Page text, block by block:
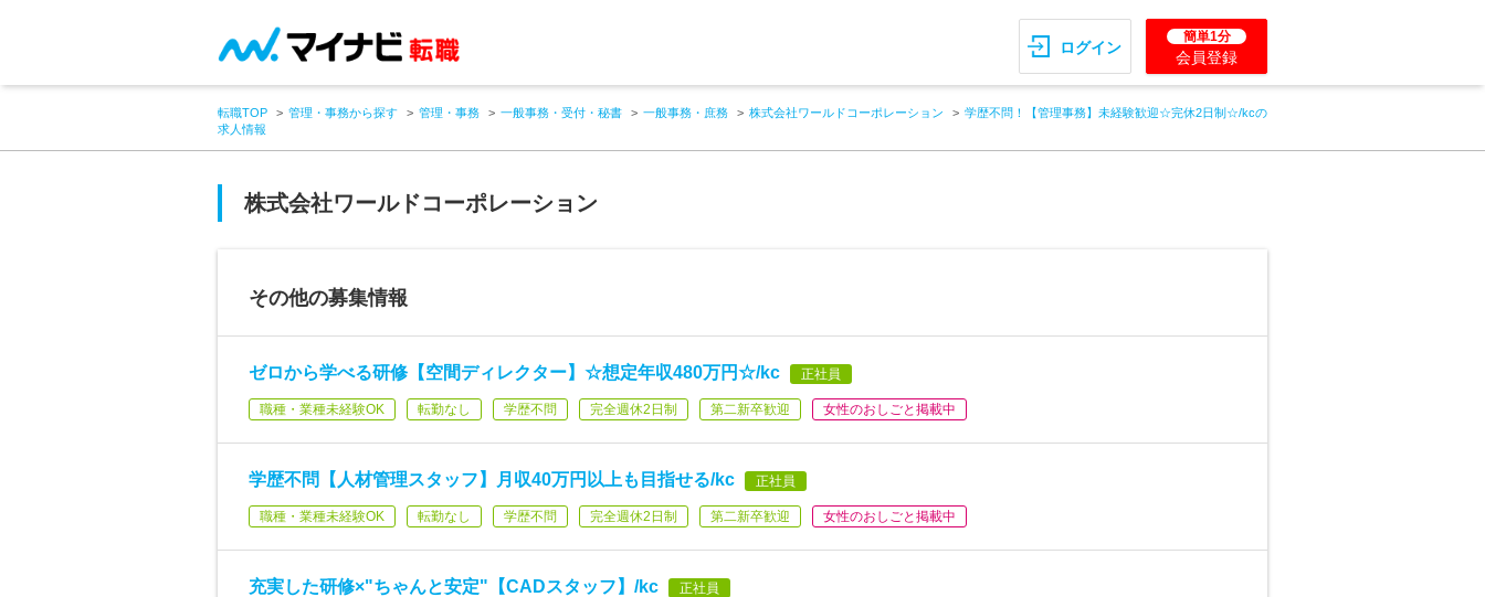
ログイン
簡単1分
会員登録
転職TOP 管理・事務から探す 管理・事務 一般事務・受付・秘書 一般事務・庶務 株式会社ワールドコーポレーション
学歴不問！【管理事務】未経験歓迎☆完休2日制☆/kcの
求人情報
株式会社ワールドコーポレーション
その他の募集情報
ゼロから学べる研修【空間ディレクター】☆想定年収480万円☆/kc 正社員
職種・業種未経験OK 転勤なし 学歴不問 完全週休2日制 第二新卒歓迎 女性のおしごと掲載中
学歴不問【人材管理スタッフ】月収40万円以上も目指せる/kc 正社員
職種・業種未経験OK 転勤なし 学歴不問 完全週休2日制 第二新卒歓迎 女性のおしごと掲載中
充実した研修×"ちゃんと安定"【CADスタッフ】/kc 正社員